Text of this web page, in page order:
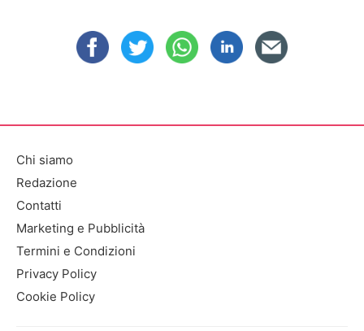
Chi siamo
Redazione
Contatti
Marketing e Pubblicità
Termini e Condizioni
Privacy Policy
Cookie Policy